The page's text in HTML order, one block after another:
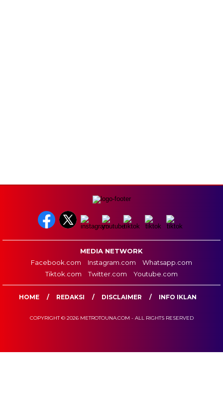
MEDIA NETWORK
Facebook.com
Instagram.com
Whatsapp.com
Tiktok.com
Twitter.com Youtube.com
HOME REDAKSI DISCLAIMER INFO IKLAN
COPYRIGHT © 2026 METROTOUNA.COM - ALL RIGHTS RESERVED